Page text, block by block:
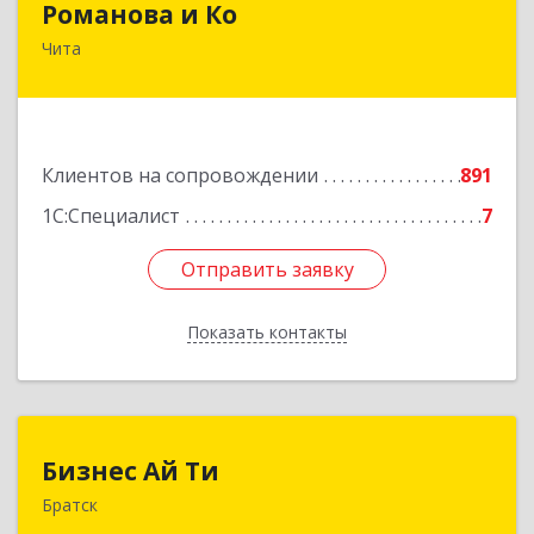
Романова и Ко
Чита
Клиентов на сопровождении
891
1С:Специалист
7
Отправить заявку
Показать контакты
672000, Забайкальский край, Чита г, Анохина
Отправить заявку
Назад
Бизнес Ай Ти
Братск
665717, Иркутская обл, Братск г, Центральный